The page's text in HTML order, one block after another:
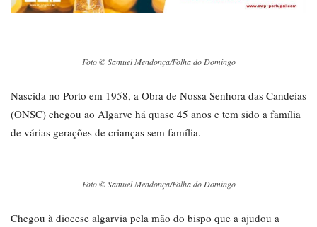
Foto © Samuel Mendonça/Folha do Domingo
Nascida no Porto em 1958, a Obra de Nossa Senhora das Candeias
(ONSC) chegou ao Algarve há quase 45 anos e tem sido a família
de várias gerações de crianças sem família.
Foto © Samuel Mendonça/Folha do Domingo
Chegou à diocese algarvia pela mão do bispo que a ajudou a